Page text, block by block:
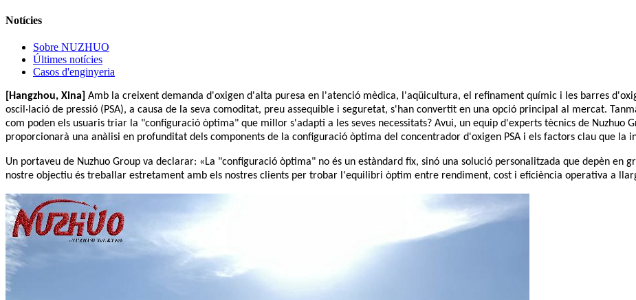
Notícies
Sobre NUZHUO
Últimes notícies
Casos d'enginyeria
[Hangzhou, Xina]
Amb la creixent demanda d'oxigen d'alta puresa en l'atenció mèdica, l'aqüicultura, el refinament químic i les barres
oscil·lació de pressió (PSA), a causa de la seva comoditat, preu assequible i seguretat, s'han convertit en una opció principal al mercat.
com poden els usuaris triar la "configuració òptima" que millor s'adapti a les seves necessitats? Avui, un equip d'experts tècnics de Nuzhuo
proporcionarà una anàlisi en profunditat dels components de la configuració òptima del concentrador d'oxigen PSA i els factors clau que la
Un portaveu de Nuzhuo Group va declarar: «La "configuració òptima" no és un estàndard fix, sinó una solució personalitzada que depèn en
nostre objectiu és treballar estretament amb els nostres clients per trobar l'equilibri òptim entre rendiment, cost i eficiència operativa a